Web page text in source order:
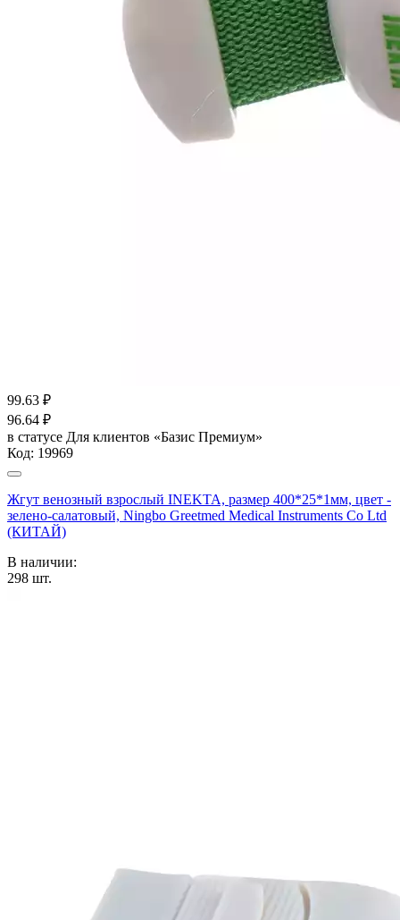
99.63 ₽
96.64 ₽
в статусе Для клиентов «Базис Премиум»
Код: 19969
Жгут венозный взрослый INEKTA, размер 400*25*1мм, цвет -
зелено-салатовый, Ningbo Greetmed Medical Instruments Co Ltd
(КИТАЙ)
В наличии:
298 шт.